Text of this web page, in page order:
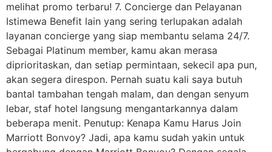
melihat promo terbaru! 7. Concierge dan Pelayanan
Istimewa Benefit lain yang sering terlupakan adalah
layanan concierge yang siap membantu selama 24/7.
Sebagai Platinum member, kamu akan merasa
diprioritaskan, dan setiap permintaan, sekecil apa pun,
akan segera direspon. Pernah suatu kali saya butuh
bantal tambahan tengah malam, dan dengan senyum
lebar, staf hotel langsung mengantarkannya dalam
beberapa menit. Penutup: Kenapa Kamu Harus Join
Marriott Bonvoy? Jadi, apa kamu sudah yakin untuk